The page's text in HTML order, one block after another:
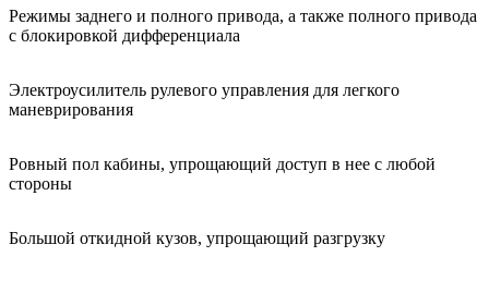
Режимы заднего и полного привода, а также полного привода
с блокировкой дифференциала
Электроусилитель рулевого управления для легкого
маневрирования
Ровный пол кабины, упрощающий доступ в нее с любой
стороны
Большой откидной кузов, упрощающий разгрузку